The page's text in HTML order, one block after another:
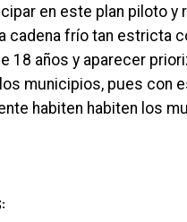
en este plan piloto
cadena frío tan estricta
18 años y aparecer
municipios, pues con
habiten habiten los